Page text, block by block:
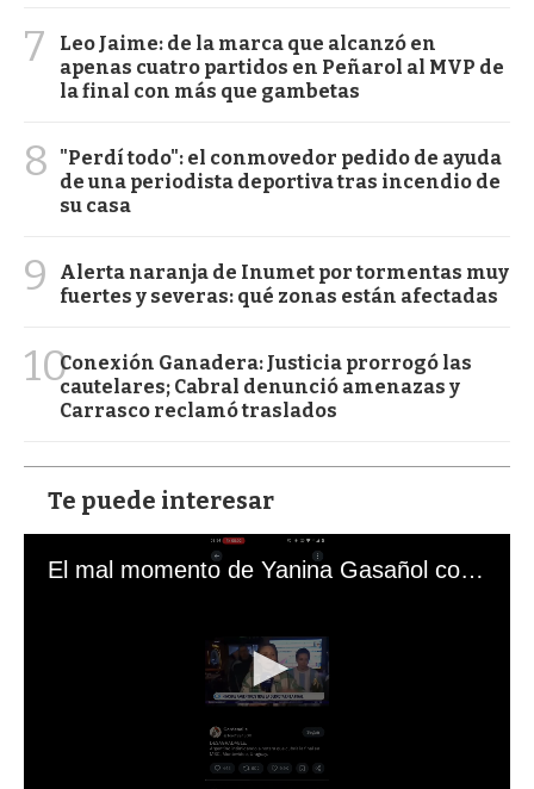
7
Leo Jaime: de la marca que alcanzó en
apenas cuatro partidos en Peñarol al MVP de
la final con más que gambetas
8
"Perdí todo": el conmovedor pedido de ayuda
de una periodista deportiva tras incendio de
su casa
9
Alerta naranja de Inumet por tormentas muy
fuertes y severas: qué zonas están afectadas
10Conexión Ganadera: Justicia prorrogó las
cautelares; Cabral denunció amenazas y
Carrasco reclamó traslados
Te puede interesar
El mal momento de Yanina Gasañol con un hincha argentino en "Subrayado"